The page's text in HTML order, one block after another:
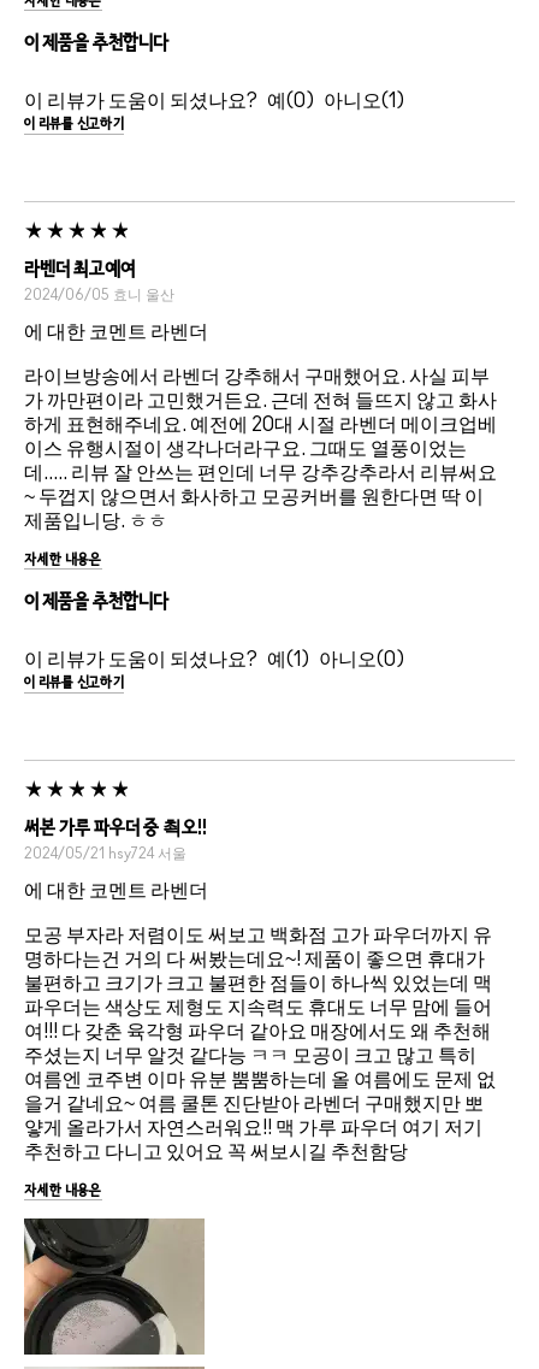
이 제품을 추천합니다
이 리뷰가 도움이 되셨나요? 0 1
이 리뷰를 신고하기
라벤더 최고예여
2024/06/05 효니 울산
에 대한 코멘트 라벤더
라이브방송에서 라벤더 강추해서 구매했어요. 사실 피부
가 까만편이라 고민했거든요. 근데 전혀 들뜨지 않고 화사
하게 표현해주네요. 예전에 20대 시절 라벤더 메이크업베
이스 유행시절이 생각나더라구요. 그때도 열풍이었는
데..... 리뷰 잘 안쓰는 편인데 너무 강추강추라서 리뷰써요
~ 두껍지 않으면서 화사하고 모공커버를 원한다면 딱 이
제품입니당. ㅎㅎ
자세한 내용은
이 제품을 추천합니다
이 리뷰가 도움이 되셨나요? 1 0
이 리뷰를 신고하기
써본 가루 파우더 중 쵝오!!
2024/05/21 hsy724 서울
에 대한 코멘트 라벤더
모공 부자라 저렴이도 써보고 백화점 고가 파우더까지 유
명하다는건 거의 다 써봤는데요~! 제품이 좋으면 휴대가
불편하고 크기가 크고 불편한 점들이 하나씩 있었는데 맥
파우더는 색상도 제형도 지속력도 휴대도 너무 맘에 들어
여!!! 다 갖춘 육각형 파우더 같아요 매장에서도 왜 추천해
주셨는지 너무 알것 같다능 ㅋㅋ 모공이 크고 많고 특히
여름엔 코주변 이마 유분 뿜뿜하는데 올 여름에도 문제 없
을거 같네요~ 여름 쿨톤 진단받아 라벤더 구매했지만 뽀
얗게 올라가서 자연스러워요!! 맥 가루 파우더 여기 저기
추천하고 다니고 있어요 꼭 써보시길 추천함당
자세한 내용은